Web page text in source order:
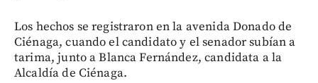
Los hechos se registraron en la avenida Donado de
Ciénaga, cuando el candidato y el senador subían a
tarima, junto a Blanca Fernández, candidata a la
Alcaldía de Ciénaga.